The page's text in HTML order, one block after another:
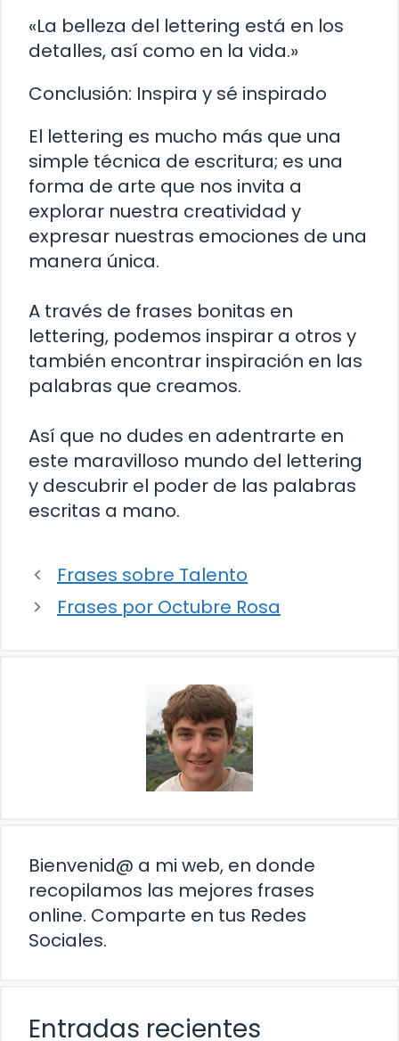
«La belleza del lettering está en los
detalles, así como en la vida.»
Conclusión: Inspira y sé inspirado
El lettering es mucho más que una
simple técnica de escritura; es una
forma de arte que nos invita a
explorar nuestra creatividad y
expresar nuestras emociones de una
manera única.
A través de frases bonitas en
lettering, podemos inspirar a otros y
también encontrar inspiración en las
palabras que creamos.
Así que no dudes en adentrarte en
este maravilloso mundo del lettering
y descubrir el poder de las palabras
escritas a mano.
Frases sobre Talento
Frases por Octubre Rosa
Bienvenid@ a mi web, en donde
recopilamos las mejores frases
online. Comparte en tus Redes
Sociales.
Entradas recientes